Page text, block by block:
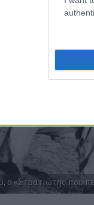
ο «Στρατιώτης που